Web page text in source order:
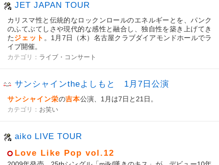
JET JAPAN TOUR
カリスマ性と伝統的なロックンロールのエネルギーとを、パンク
のふてぶてしさや現代的な感性と融合し、独自性を築き上げてき
たジェット 。1月7日（木）名古屋クラブダイアモンドホールでラ
イブ開催。
カテゴリ： ライブ・コンサート
サンシャインtheよしもと 1月7日公演
サンシャイン栄の吉本公演、1月は7日と21日。
カテゴリ： お笑い
aiko LIVE TOUR
Love Like Pop vol.12